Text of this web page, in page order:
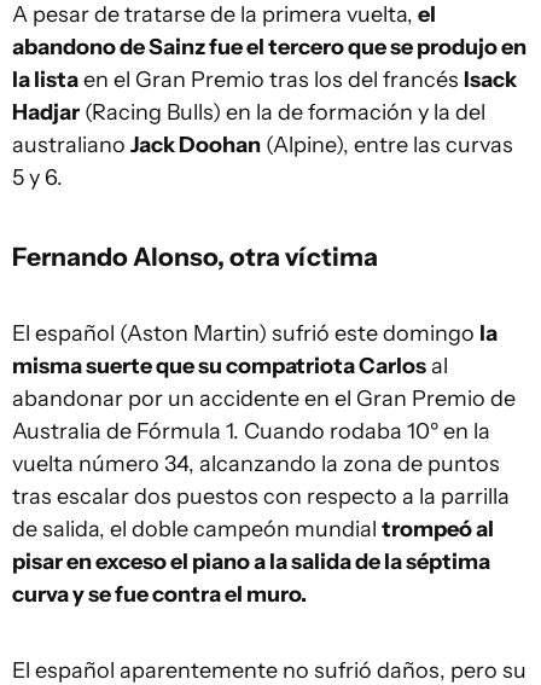
A pesar de tratarse de la primera vuelta, el
abandono de Sainz fue el tercero que se produjo en
la listaen el Gran Premio tras los del francés Isack
Hadjar (Racing Bulls) en la de formación y la del
australiano Jack Doohan (Alpine), entre las curvas
5 y 6.
Fernando Alonso, otra víctima
El español (Aston Martin) sufrió este domingo la
misma suerte que su compatriota Carlosal
abandonar por un accidente en el Gran Premio de
Australia de Fórmula 1. Cuando rodaba 10º en la
vuelta número 34, alcanzando la zona de puntos
tras escalar dos puestos con respecto a la parrilla
de salida, el doble campeón mundial trompeó al
pisar en exceso el piano a la salida de la séptima
curva y se fue contra el muro.
El español aparentemente no sufrió daños, pero su